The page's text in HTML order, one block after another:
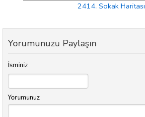
2414. Sokak Haritası
Yorumunuzu Paylaşın
İsminiz
Yorumunuz